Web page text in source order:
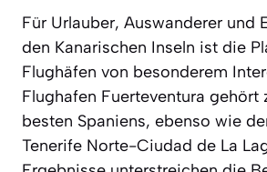
Für Urlauber, Auswanderer und
den Kanarischen Inseln ist die
Flughäfen von besonderem
Flughafen Fuerteventura gehört
besten Spaniens, ebenso wie
Tenerife Norte-Ciudad de La